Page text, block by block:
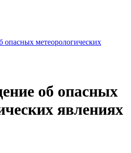
опасных метеорологических
об опасных
явлениях